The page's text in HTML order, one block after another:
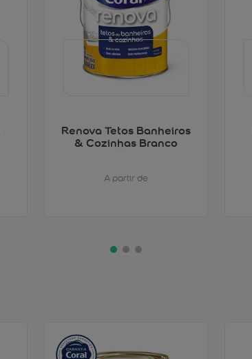
Renova Tetos Banheiros
& Cozinhas Branco
A partir de